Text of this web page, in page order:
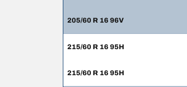
205/60 R 16 96V
215/60 R 16 95H
215/60 R 16 95H